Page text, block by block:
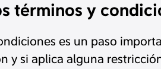
términos y
es un paso
y si aplica alguna